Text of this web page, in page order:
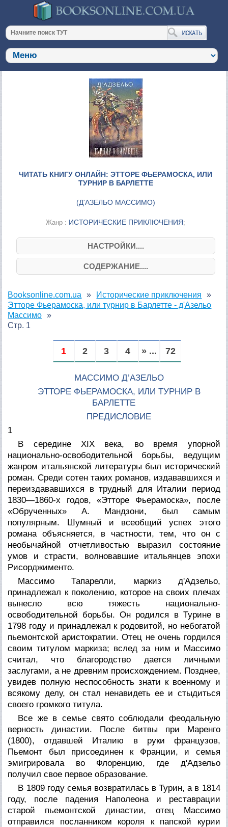
ЧИТАТЬ КНИГУ ОНЛАЙН: ЭТТОРЕ ФЬЕРАМОСКА, ИЛИ
ТУРНИР В БАРЛЕТТЕ
(Д'АЗЕЛЬО МАССИМО)
Жанр : ИСТОРИЧЕСКИЕ ПРИКЛЮЧЕНИЯ;
НАСТРОЙКИ....
СОДЕРЖАНИЕ....
Booksonline.com.ua
Исторические приключения
Этторе Фьерамоска, или турнир в Барлетте - д'Азельо
Массимо
Стр. 1
1 2 3 4 » ... 72
МАССИМО Д’АЗЕЛЬО
ЭТТОРЕ ФЬЕРАМОСКА, ИЛИ ТУРНИР В
БАРЛЕТТЕ
ПРЕДИСЛОВИЕ
1
В середине XIX века, во время упорной
национально-освободительной борьбы, ведущим
жанром итальянской литературы был исторический
роман. Среди сотен таких романов, издававшихся и
переиздававшихся в трудный для Италии период
1830—1860-х годов, «Этторе Фьерамоска», после
«Обрученных» А. Мандзони, был самым
популярным. Шумный и всеобщий успех этого
романа объясняется, в частности, тем, что он с
необычайной отчетливостью выразил состояние
умов и страсти, волновавшие итальянцев эпохи
Рисорджименто.
Массимо Тапарелли, маркиз д'Адзельо,
принадлежал к поколению, которое на своих плечах
вынесло всю тяжесть национально-
освободительной борьбы. Он родился в Турине в
1798 году и принадлежал к родовитой, но небогатой
пьемонтской аристократии. Отец не очень гордился
своим титулом маркиза; вслед за ним и Массимо
считал, что благородство дается личными
заслугами, а не древним происхождением. Позднее,
увидев полную неспособность знати к военному и
всякому делу, он стал ненавидеть ее и стыдиться
своего громкого титула.
Все же в семье свято соблюдали феодальную
верность династии. После битвы при Маренго
(1800), отдавшей Италию в руки французов,
Пьемонт был присоединен к Франции, и семья
эмигрировала во Флоренцию, где д'Адзельо
получил свое первое образование.
В 1809 году семья возвратилась в Турин, а в 1814
году, после падения Наполеона и реставрации
старой пьемонтской династии, отец Массимо
отправился посланником короля к папской курии